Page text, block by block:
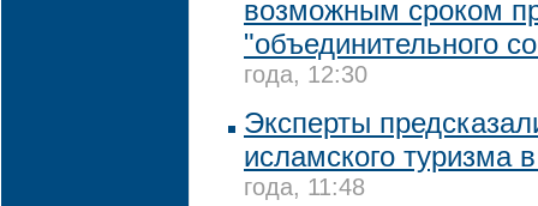
возможным сроком
"объединительного
года, 12:30
Эксперты
исламского туризма
года, 11:48